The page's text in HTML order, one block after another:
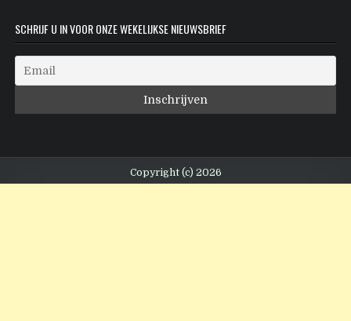
SCHRIJF U IN VOOR ONZE WEKELIJKSE NIEUWSBRIEF
Copyright (c) 2026